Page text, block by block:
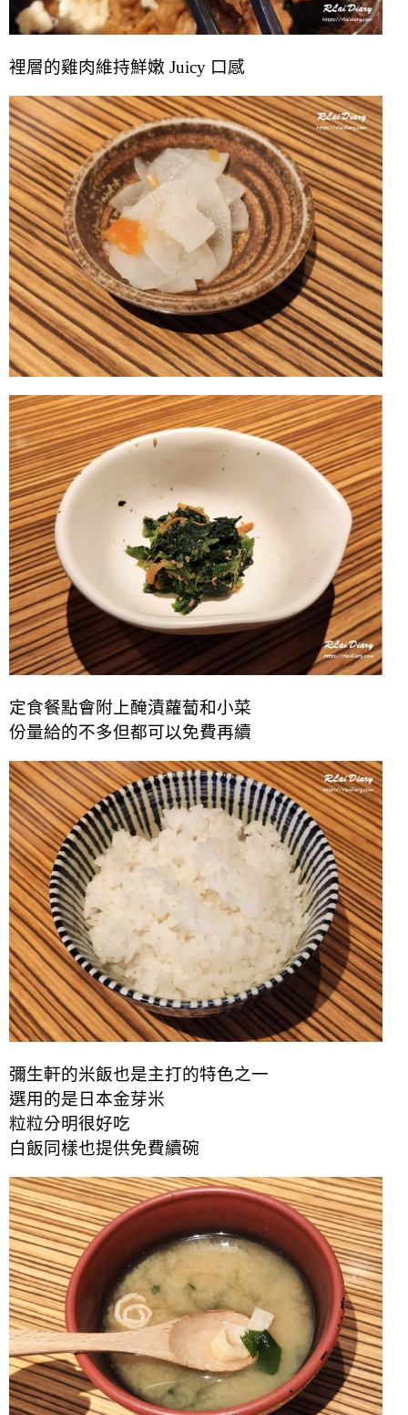
裡層的雞肉維持鮮嫩 Juicy 口感
定食餐點會附上醃漬蘿蔔和小菜
份量給的不多但都可以免費再續
彌生軒的米飯也是主打的特色之一
選用的是日本金芽米
粒粒分明很好吃
白飯同樣也提供免費續碗